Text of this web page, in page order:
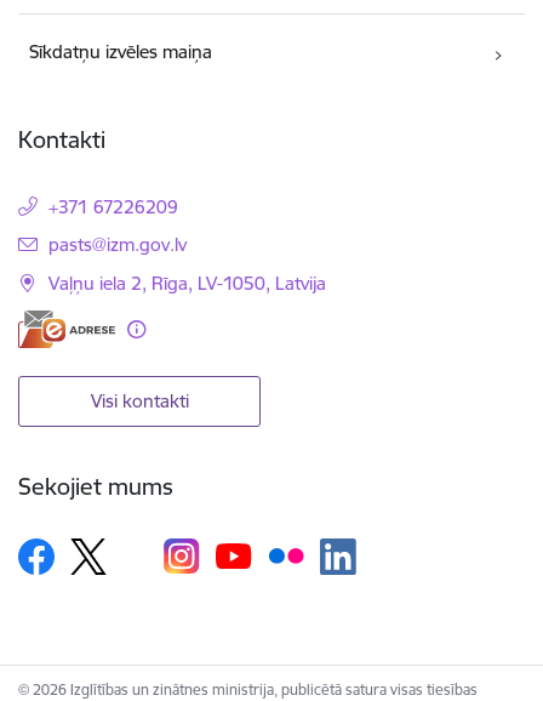
Sīkdatņu izvēles maiņa
Kontakti
+371 67226209
E-pasts:
pasts@izm.gov.lv
Vaļņu iela 2, Rīga, LV-1050, Latvija
Visi kontakti
Sekojiet mums
© 2026 Izglītības un zinātnes ministrija, publicētā satura visas tiesības